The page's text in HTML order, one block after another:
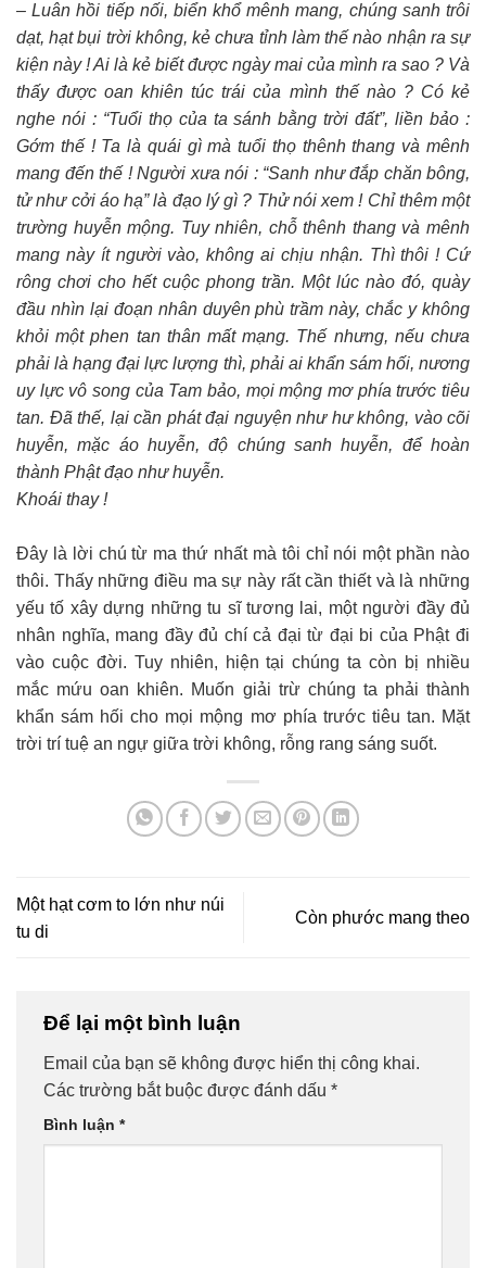
– Luân hồi tiếp nối, biển khổ mênh mang, chúng sanh trôi
dạt, hạt bụi trời không, kẻ chưa tỉnh làm thế nào nhận ra sự
kiện này ! Ai là kẻ biết được ngày mai của mình ra sao ? Và
thấy được oan khiên túc trái của mình thế nào ? Có kẻ
nghe nói : “Tuổi thọ của ta sánh bằng trời đất”, liền bảo :
Gớm thế ! Ta là quái gì mà tuổi thọ thênh thang và mênh
mang đến thế ! Người xưa nói : “Sanh như đắp chăn bông,
tử như cởi áo hạ” là đạo lý gì ? Thử nói xem ! Chỉ thêm một
trường huyễn mộng. Tuy nhiên, chỗ thênh thang và mênh
mang này ít người vào, không ai chịu nhận. Thì thôi ! Cứ
rông chơi cho hết cuộc phong trần. Một lúc nào đó, quày
đầu nhìn lại đoạn nhân duyên phù trầm này, chắc y không
khỏi một phen tan thân mất mạng. Thế nhưng, nếu chưa
phải là hạng đại lực lượng thì, phải ai khẩn sám hối, nương
uy lực vô song của Tam bảo, mọi mộng mơ phía trước tiêu
tan. Đã thế, lại cần phát đại nguyện như hư không, vào cõi
huyễn, mặc áo huyễn, độ chúng sanh huyễn, để hoàn
thành Phật đạo như huyễn.
Khoái thay !
Đây là lời chú từ ma thứ nhất mà tôi chỉ nói một phần nào
thôi. Thấy những điều ma sự này rất cần thiết và là những
yếu tố xây dựng những tu sĩ tương lai, một người đầy đủ
nhân nghĩa, mang đầy đủ chí cả đại từ đại bi của Phật đi
vào cuộc đời. Tuy nhiên, hiện tại chúng ta còn bị nhiều
mắc mứu oan khiên. Muốn giải trừ chúng ta phải thành
khẩn sám hối cho mọi mộng mơ phía trước tiêu tan. Mặt
trời trí tuệ an ngự giữa trời không, rỗng rang sáng suốt.
Một hạt cơm to lớn như núi
tu di
Còn phước mang theo
Để lại một bình luận
Email của bạn sẽ không được hiển thị công khai.
Các trường bắt buộc được đánh dấu *
Bình luận *